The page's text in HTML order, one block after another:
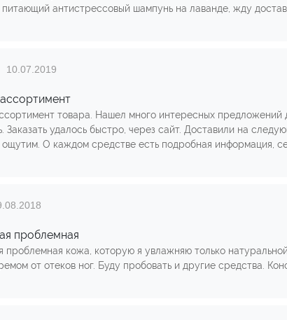
антистрессовый шампунь на лаванде, жду
10.07.2019
товара. Нашел много интересных
Заказать удалось быстро, через сайт. Доставили на
О каждом средстве есть подробная информация,
проблемная
проблемная кожа, которую я увлажняю только
от отеков ног. Буду пробовать и другие средства.